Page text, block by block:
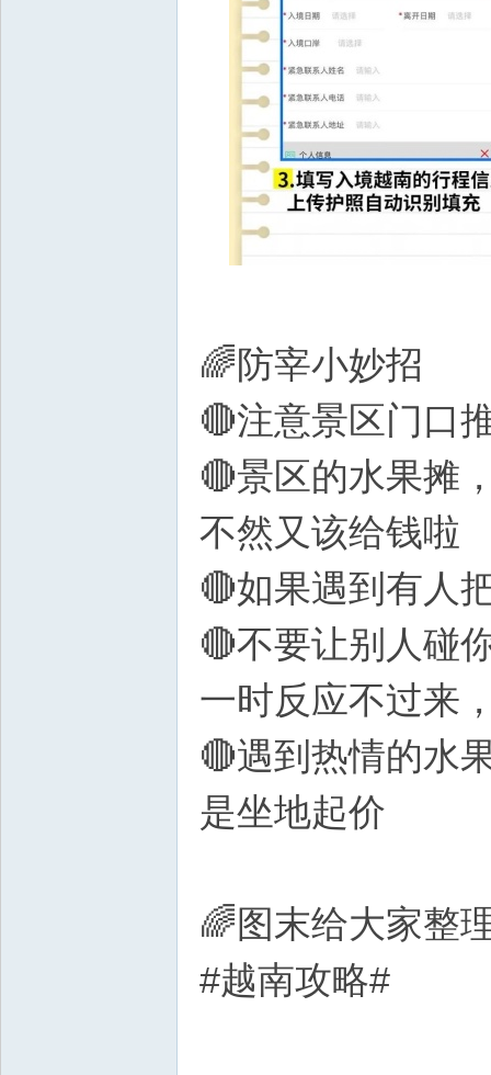
🌈防宰小妙招
🔴注意景区门口
🔴景区的水果摊
不然又该给钱啦
🔴如果遇到有人
🔴不要让别人碰
一时反应不过来
🔴遇到热情的水
是坐地起价
🌈图末给大家整
#越南攻略#